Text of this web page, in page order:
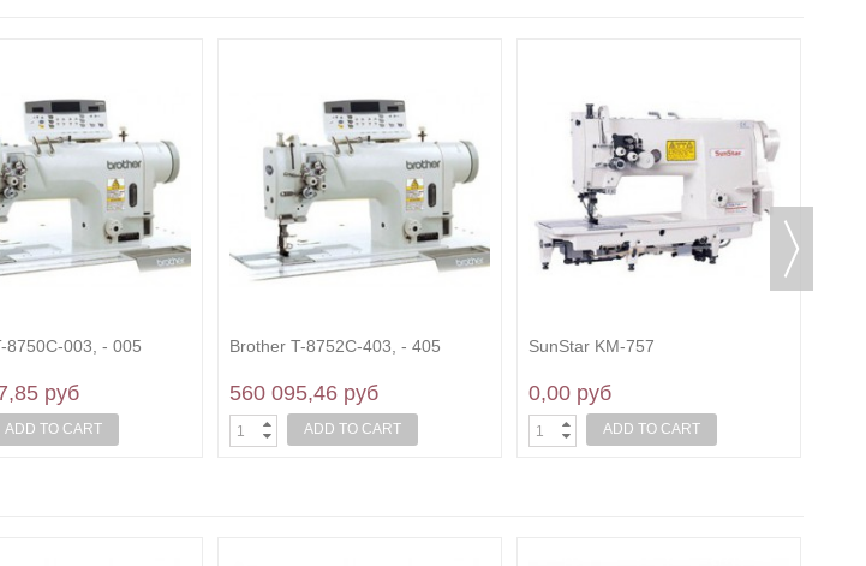
8750C-003, - 005
руб
ADD TO CART
Brother T-8752C-403, - 405
560 095,46 руб
ADD TO CART
SunStar KM-757
0,00 руб
ADD TO CART